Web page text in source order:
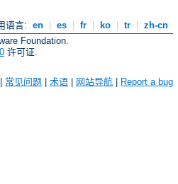
语言: en es fr ko tr
zh-cn
Foundation.
许可证.
常见问题 术语 网站导航 Report a bug